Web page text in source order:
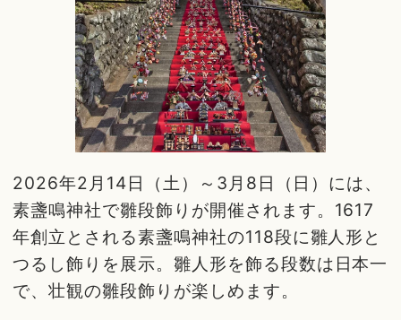
2026年2月14日（土）～3月8日（日）には、
素盞鳴神社で雛段飾りが開催されます。1617
年創立とされる素盞鳴神社の118段に雛人形と
つるし飾りを展示。雛人形を飾る段数は日本一
で、壮観の雛段飾りが楽しめます。